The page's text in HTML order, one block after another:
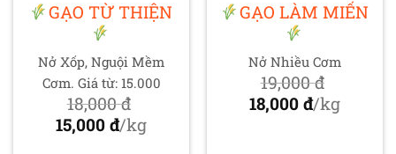
GẠO TỪ THIỆN
Nở Xốp, Nguội Mềm
Cơm. Giá từ: 15.000
18,000đ
Giá
15,000 đ/kg
GẠO LÀM MIẾN
Nở Nhiều Cơm
19,000đ
Giá
18,000 đ/kg